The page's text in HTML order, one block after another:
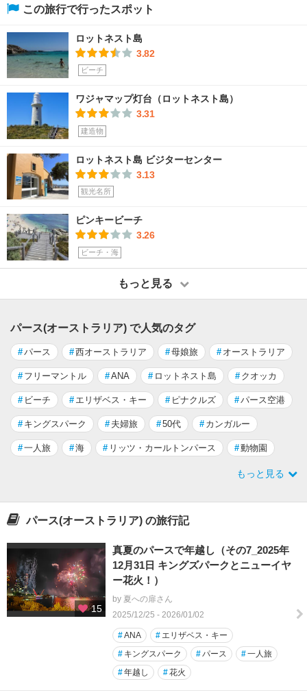
この旅行で行ったスポット
ロットネスト島
3.82
ビーチ
ワジャマップ灯台（ロットネスト島）
3.31
建造物
ロットネスト島 ビジターセンター
3.13
観光名所
ピンキービーチ
3.26
ビーチ・海
もっと見る
パース(オーストラリア) で人気のタグ
#パース #西オーストラリア #母娘旅 # オーストラリア
# フリーマントル #ANA # ロットネスト島 # クオッカ
# ビーチ # エリザベス・キー # ピナクルズ #パース空港
# キングスパーク # 夫婦旅 #50代 # カンガルー
#一人旅 #海 # リッツ・カールトンパース #動物園
もっと見る
パース(オーストラリア) の旅行記
15
真夏のパースで年越し（その7_2025年
12月31日 キングズパークとニューイヤ
ー花火！）
by 夏への扉さん
2025/12/25 - 2026/01/02
#ANA # エリザベス・キー
# キングスパーク #パース #一人旅
#年越し #花火